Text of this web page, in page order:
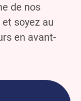
de nos
soyez au
en avant-